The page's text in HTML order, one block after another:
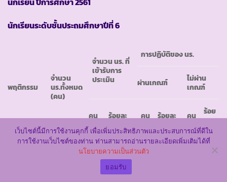
นักเรียนระดับชั้นประถมศึกษาปีที่ 6
พฤติกรรม
จำนวน
นร.ทั้งหมด
(คน)
จำนวน นร. ที่
เข้ารับการ
ประเมิน
การปฏิบัติของ นร.
ผ่านเกณฑ์
ไม่ผ่าน
เกณฑ์
คน ร้อยละ คน ร้อยละ คน
ร้อย
ละ
การบริโภค
25 100.00 25 0.00
เว็บไซต์นี้มีการใช้งานคุกกี้ เพื่อเพิ่มประสิทธิภาพและประสบการณ์ที่ดีใน
การใช้งานเว็บไซต์ของท่าน ท่านสามารถอ่านรายละเอียดเพิ่มเติมได้ที่
นโยบายความเป็นส่วนตัว
ยอมรับ